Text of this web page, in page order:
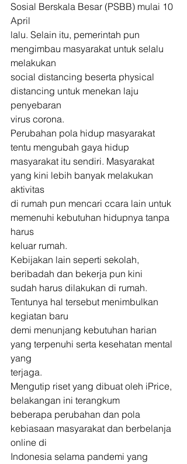
Sosial Berskala Besar (PSBB) mulai 10
April
lalu. Selain itu, pemerintah pun
mengimbau masyarakat untuk selalu
melakukan
social distancing beserta physical
distancing untuk menekan laju
penyebaran
virus corona.
Perubahan pola hidup masyarakat
tentu mengubah gaya hidup
masyarakat itu sendiri. Masyarakat
yang kini lebih banyak melakukan
aktivitas
di rumah pun mencari ccara lain untuk
memenuhi kebutuhan hidupnya tanpa
harus
keluar rumah.
Kebijakan lain seperti sekolah,
beribadah dan bekerja pun kini
sudah harus dilakukan di rumah.
Tentunya hal tersebut menimbulkan
kegiatan baru
demi menunjang kebutuhan harian
yang terpenuhi serta kesehatan mental
yang
terjaga.
Mengutip riset yang dibuat oleh iPrice,
belakangan ini terangkum
beberapa perubahan dan pola
kebiasaan masyarakat dan berbelanja
online di
Indonesia selama pandemi yang